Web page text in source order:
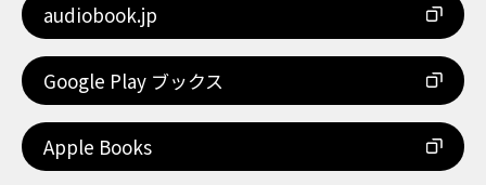
audiobook.jp
Google Play ブックス
Apple Books